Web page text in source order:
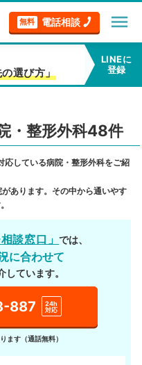
無料 電話相談 menu
選び方」
LINEに
登録
・整形外科48件
応している病院・整形外科をご紹
あります。その中から通いやす
談窓口」では、
に合わせて
ています。
887
24h
対応
ます（通話無料）